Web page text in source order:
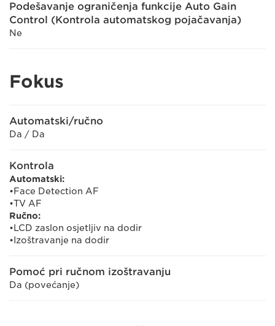
Podešavanje ograničenja funkcije Auto Gain
Control (Kontrola automatskog pojačavanja)
Ne
Fokus
Automatski/ručno
Da / Da
Kontrola
Automatski:
•Face Detection AF
•TV AF
Ručno:
•LCD zaslon osjetljiv na dodir
•Izoštravanje na dodir
Pomoć pri ručnom izoštravanju
Da (povećanje)